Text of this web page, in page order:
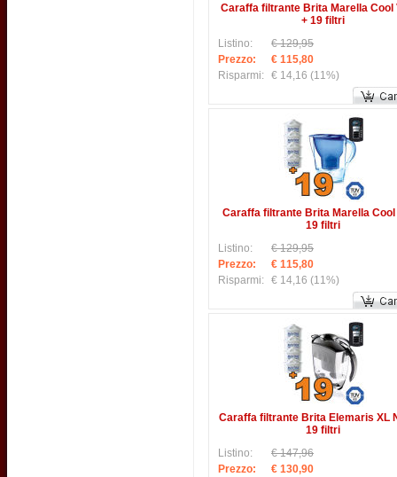
Caraffa filtrante Brita Marella Cool
+ 19 filtri
Listino:
€ 129,95
Prezzo:
€ 115,80
Risparmi: € 14,16 (11%)
Caraffa filtrante Brita Marella Cool
19 filtri
Listino:
€ 129,95
Prezzo:
€ 115,80
Risparmi: € 14,16 (11%)
Caraffa filtrante Brita Elemaris XL
19 filtri
Listino:
€ 147,96
Prezzo:
€ 130,90